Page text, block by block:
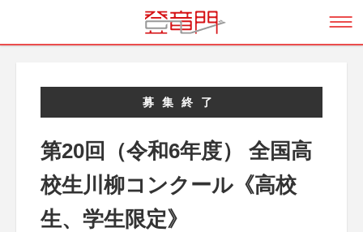
募集終了
第20回（令和6年度） 全国高
校生川柳コンクール《高校
生、学生限定》